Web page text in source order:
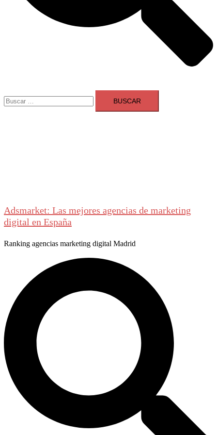
Buscar:
Adsmarket: Las mejores agencias de marketing
digital en España
Ranking agencias marketing digital Madrid